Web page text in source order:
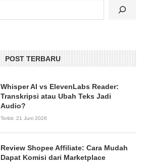
POST TERBARU
Whisper AI vs ElevenLabs Reader:
Transkripsi atau Ubah Teks Jadi
Audio?
Terbit: 21 Juni 2026
Review Shopee Affiliate: Cara Mudah
Dapat Komisi dari Marketplace